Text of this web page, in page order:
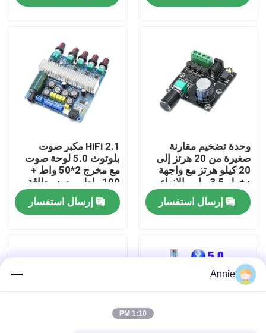
معلومات عنا
جولة في المصنع
اتصل بنا
أخبار
القضايا
مدونة
وحدة تضخيم مقارنة
صغيرة من 20 هرتز إلى
20 كيلو هرتز مع واجهة
دخول 3.5 ملم والإنهاء
الفضي
إرسال استفسار
2.1 HiFi مكبر صوت
بلوتوث 5.0 لوحة صوت
مع مخرج 2*50 واط +
100 واط ومصدر طاقة
DC12 ~ 24 فولت
إرسال استفسار
Annie
1:10 PM